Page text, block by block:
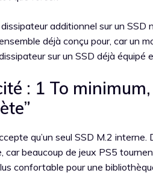
additionnel sur un
déjà conçu pour, car un
sur un SSD déjà équipé
: 1 To
qu’un seul SSD M.2
car beaucoup de jeux PS5
confortable pour une